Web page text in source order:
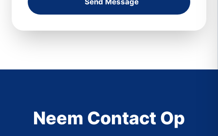
Neem Contact Op